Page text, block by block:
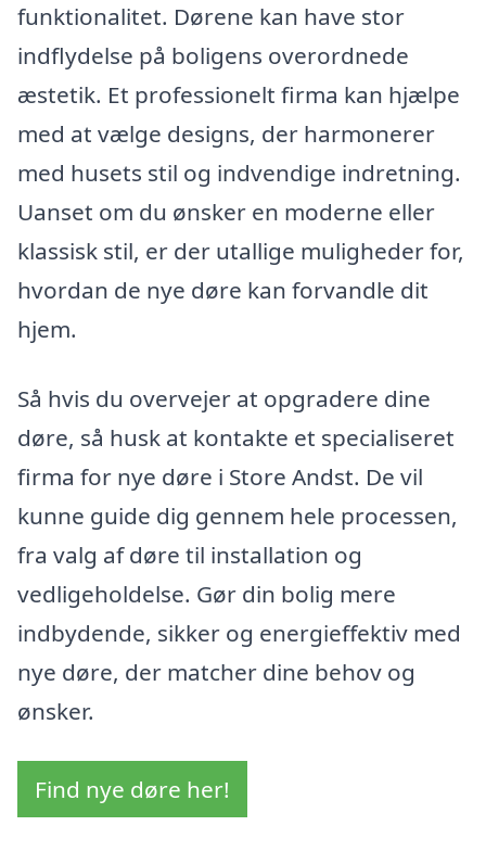
funktionalitet. Dørene kan have stor
indflydelse på boligens overordnede
æstetik. Et professionelt firma kan hjælpe
med at vælge designs, der harmonerer
med husets stil og indvendige indretning.
Uanset om du ønsker en moderne eller
klassisk stil, er der utallige muligheder for,
hvordan de nye døre kan forvandle dit
hjem.
Så hvis du overvejer at opgradere dine
døre, så husk at kontakte et specialiseret
firma for nye døre i Store Andst. De vil
kunne guide dig gennem hele processen,
fra valg af døre til installation og
vedligeholdelse. Gør din bolig mere
indbydende, sikker og energieffektiv med
nye døre, der matcher dine behov og
ønsker.
Find nye døre her!